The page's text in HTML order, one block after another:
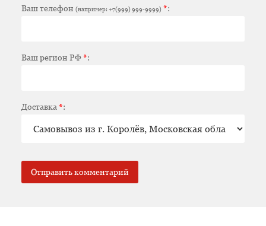
Ваш телефон (например: +7(999) 999-9999) *:
Ваш регион РФ*:
Доставка *: